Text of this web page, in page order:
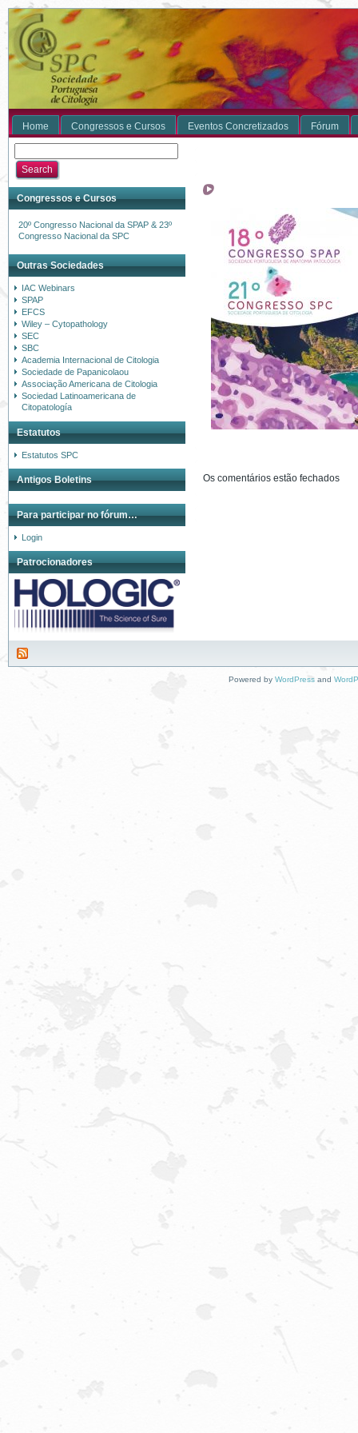
Home Congressos e Cursos Eventos Concretizados Fórum
Congressos e Cursos
20º Congresso Nacional da SPAP & 23º
Congresso Nacional da SPC
Outras Sociedades
IAC Webinars
SPAP
EFCS
Wiley – Cytopathology
SEC
SBC
Academia Internacional de Citologia
Sociedade de Papanicolaou
Associação Americana de Citologia
Sociedad Latinoamericana de
Citopatología
Estatutos
Estatutos SPC
Antigos Boletins
Para participar no fórum…
Login
Patrocionadores
Os comentários estão fechados
Powered by WordPressand